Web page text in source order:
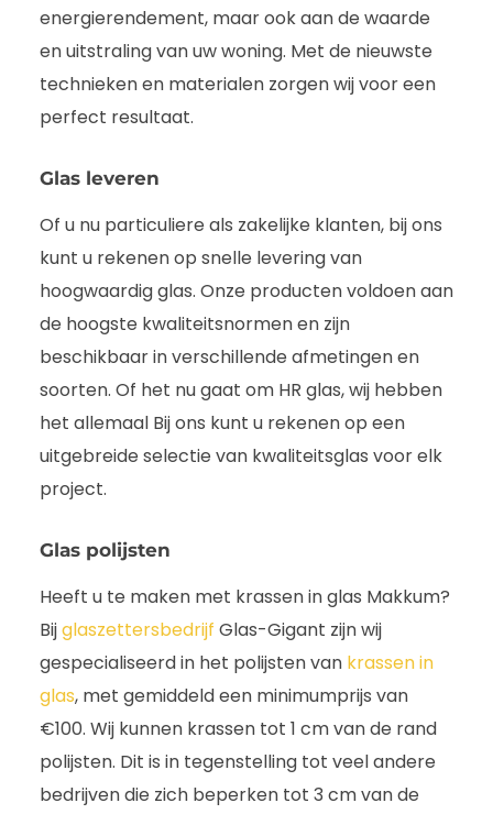
energierendement, maar ook aan de waarde
en uitstraling van uw woning. Met de nieuwste
technieken en materialen zorgen wij voor een
perfect resultaat.
Glas leveren
Of u nu particuliere als zakelijke klanten, bij ons
kunt u rekenen op snelle levering van
hoogwaardig glas. Onze producten voldoen aan
de hoogste kwaliteitsnormen en zijn
beschikbaar in verschillende afmetingen en
soorten. Of het nu gaat om HR glas, wij hebben
het allemaal Bij ons kunt u rekenen op een
uitgebreide selectie van kwaliteitsglas voor elk
project.
Glas polijsten
Heeft u te maken met krassen in glas Makkum?
Bijglaszettersbedrijf Glas-Gigant zijn wij
gespecialiseerd in het polijsten van krassen in
glas, met gemiddeld een minimumprijs van
€100. Wij kunnen krassen tot 1 cm van de rand
polijsten. Dit is in tegenstelling tot veel andere
bedrijven die zich beperken tot 3 cm van de